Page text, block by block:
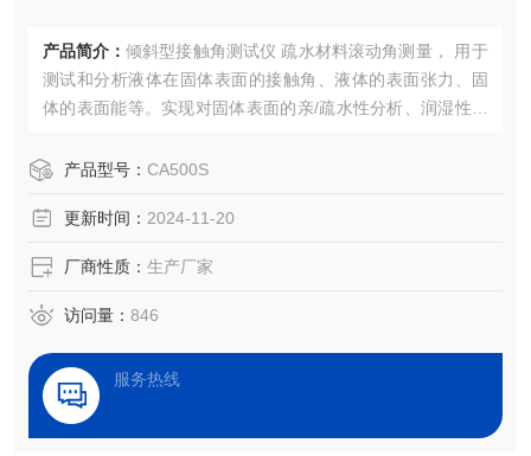
产品简介： 倾斜型接触角测试仪 疏水材料滚动角测量， 用于
测试和分析液体在固体表面的接触角、液体的表面张力、固
体的表面能等。实现对固体表面的亲/疏水性分析、润湿性分
吸收和铺展等过程分析。
产品型号： CA500S
更新时间： 2024-11-20
厂商性质： 生产厂家
访问量： 846
服务热线